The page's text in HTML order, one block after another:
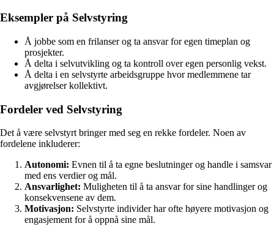
Eksempler på Selvstyring
Å jobbe som en frilanser og ta ansvar for egen timeplan og
prosjekter.
Å delta i selvutvikling og ta kontroll over egen personlig vekst.
Å delta i en selvstyrte arbeidsgruppe hvor medlemmene tar
avgjørelser kollektivt.
Fordeler ved Selvstyring
Det å være selvstyrt bringer med seg en rekke fordeler. Noen av
fordelene inkluderer:
Autonomi: Evnen til å ta egne beslutninger og handle i samsvar
med ens verdier og mål.
Ansvarlighet: Muligheten til å ta ansvar for sine handlinger og
konsekvensene av dem.
Motivasjon: Selvstyrte individer har ofte høyere motivasjon og
engasjement for å oppnå sine mål.